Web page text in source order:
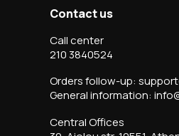
Contact us
Call center
210 3840524
Orders follow-up:
General information:
Central Offices